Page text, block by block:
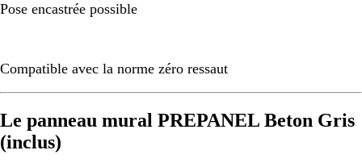
Pose encastrée possible
Compatible avec la norme zéro ressaut
Le panneau mural PREPANEL Beton Gris
(inclus)